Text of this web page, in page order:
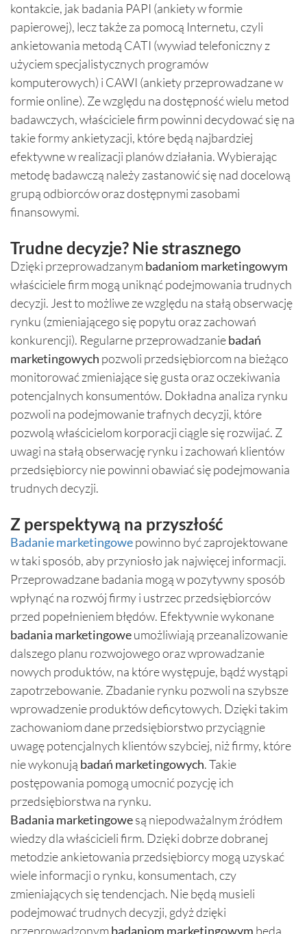
kontakcie, jak badania PAPI (ankiety w formie
papierowej), lecz także za pomocą Internetu, czyli
ankietowania metodą CATI (wywiad telefoniczny z
użyciem specjalistycznych programów
komputerowych) i CAWI (ankiety przeprowadzane w
formie online). Ze względu na dostępność wielu metod
badawczych, właściciele firm powinni decydować się na
takie formy ankietyzacji, które będą najbardziej
efektywne w realizacji planów działania. Wybierając
metodę badawczą należy zastanowić się nad docelową
grupą odbiorców oraz dostępnymi zasobami
finansowymi.
Trudne decyzje? Nie strasznego
Dzięki przeprowadzanym badaniom marketingowym
właściciele firm mogą uniknąć podejmowania trudnych
decyzji. Jest to możliwe ze względu na stałą obserwację
rynku (zmieniającego się popytu oraz zachowań
konkurencji). Regularne przeprowadzaniebadań
marketingowych pozwoli przedsiębiorcom na bieżąco
monitorować zmieniające się gusta oraz oczekiwania
potencjalnych konsumentów. Dokładna analiza rynku
pozwoli na podejmowanie trafnych decyzji, które
pozwolą właścicielom korporacji ciągle się rozwijać. Z
uwagi na stałą obserwację rynku i zachowań klientów
przedsiębiorcy nie powinni obawiać się podejmowania
trudnych decyzji.
Z perspektywą na przyszłość
Badanie marketingowepowinno być zaprojektowane
w taki sposób, aby przyniosło jak najwięcej informacji.
Przeprowadzane badania mogą w pozytywny sposób
wpłynąć na rozwój firmy i ustrzec przedsiębiorców
przed popełnieniem błędów. Efektywnie wykonane
badania marketingoweumożliwiają przeanalizowanie
dalszego planu rozwojowego oraz wprowadzanie
nowych produktów, na które występuje, bądź wystąpi
zapotrzebowanie. Zbadanie rynku pozwoli na szybsze
wprowadzenie produktów deficytowych. Dzięki takim
zachowaniom dane przedsiębiorstwo przyciągnie
uwagę potencjalnych klientów szybciej, niż firmy, które
nie wykonują badań marketingowych. Takie
postępowania pomogą umocnić pozycję ich
przedsiębiorstwa na rynku.
Badania marketingowesą niepodważalnym źródłem
wiedzy dla właścicieli firm. Dzięki dobrze dobranej
metodzie ankietowania przedsiębiorcy mogą uzyskać
wiele informacji o rynku, konsumentach, czy
zmieniających się tendencjach. Nie będą musieli
podejmować trudnych decyzji, gdyż dzięki
przeprowadzonym badaniom marketingowym będą